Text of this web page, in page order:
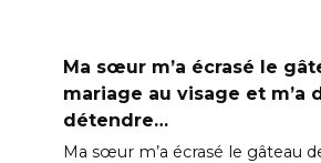
Ma sœur m’a écrasé le
mariage au visage et m’a
détendre…
Ma sœur m’a écrasé le gâteau